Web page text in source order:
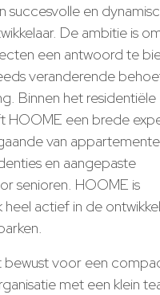
succesvolle en
De ambitie is
een antwoord te
veranderende
Binnen het residentiële
HOOME een brede
van
en aangepaste
senioren. HOOME is
heel actief in de
bewust voor een
met een klein